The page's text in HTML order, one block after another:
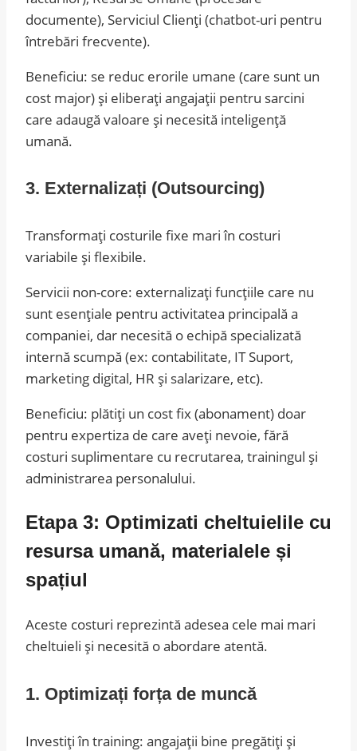
documente), Serviciul Clienți (chatbot-uri pentru
întrebări frecvente).
Beneficiu: se reduc erorile umane (care sunt un
cost major) și eliberați angajații pentru sarcini
care adaugă valoare și necesită inteligență
umană.
3. Externalizați (Outsourcing)
Transformați costurile fixe mari în costuri
variabile și flexibile.
Servicii non-core: externalizați funcțiile care nu
sunt esențiale pentru activitatea principală a
companiei, dar necesită o echipă specializată
internă scumpă (ex: contabilitate, IT Suport,
marketing digital, HR și salarizare, etc).
Beneficiu: plătiți un cost fix (abonament) doar
pentru expertiza de care aveți nevoie, fără
costuri suplimentare cu recrutarea, trainingul și
administrarea personalului.
Etapa 3: Optimizati cheltuielile cu
resursa umană, materialele și
spațiul
Aceste costuri reprezintă adesea cele mai mari
cheltuieli și necesită o abordare atentă.
1. Optimizați forța de muncă
Investiți în training: angajații bine pregătiți și